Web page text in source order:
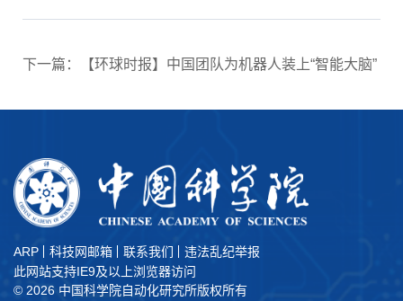
下一篇：【环球时报】中国团队为机器人装上“智能大脑”
ARP 科技网邮箱 联系我们
违法乱纪举报
此网站支持IE9及以上浏览器访问
© 2026 中国科学院自动化研究所版权所有